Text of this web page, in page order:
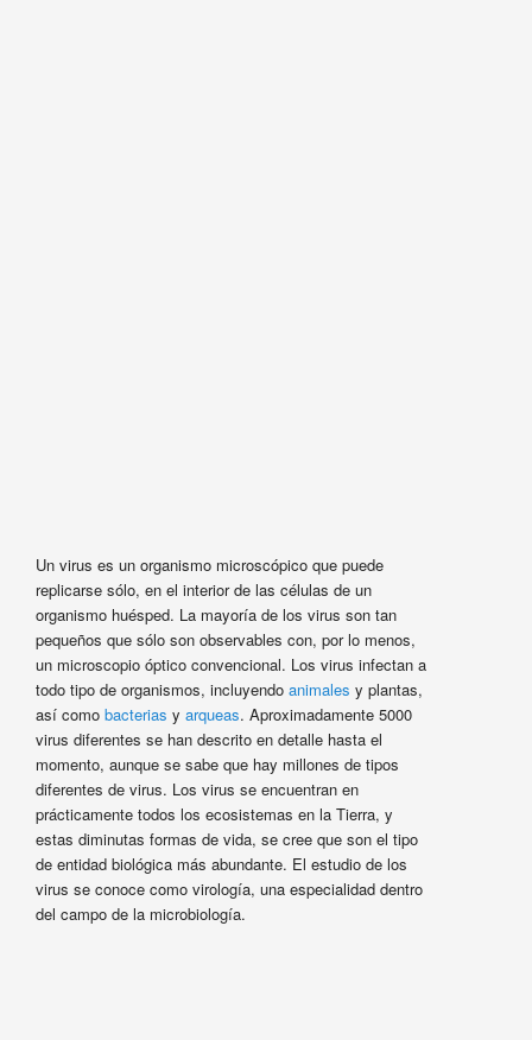
Un virus es un organismo microscópico que puede
replicarse sólo, en el interior de las células de un
organismo huésped. La mayoría de los virus son tan
pequeños que sólo son observables con, por lo menos,
un microscopio óptico convencional. Los virus infectan a
todo tipo de organismos, incluyendo animales y plantas,
así como bacterias y arqueas. Aproximadamente 5000
virus diferentes se han descrito en detalle hasta el
momento, aunque se sabe que hay millones de tipos
diferentes de virus. Los virus se encuentran en
prácticamente todos los ecosistemas en la Tierra, y
estas diminutas formas de vida, se cree que son el tipo
de entidad biológica más abundante. El estudio de los
virus se conoce como virología, una especialidad dentro
del campo de la microbiología.